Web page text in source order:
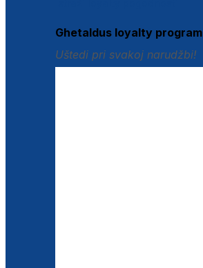
Ghetaldus loyalty program
Uštedi pri svakoj narudžbi!